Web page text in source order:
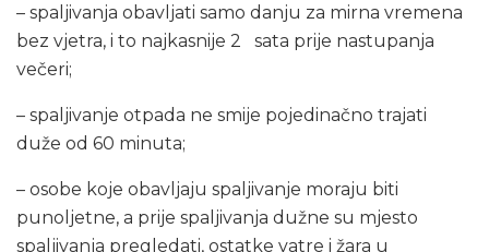
– spaljivanja obavljati samo danju za mirna vremena
bez vjetra, i to najkasnije 2 sata prije nastupanja
večeri;
– spaljivanje otpada ne smije pojedinačno trajati
duže od 60 minuta;
– osobe koje obavljaju spaljivanje moraju biti
punoljetne, a prije spaljivanja dužne su mjesto
spaljivanja pregledati, ostatke vatre i žara u